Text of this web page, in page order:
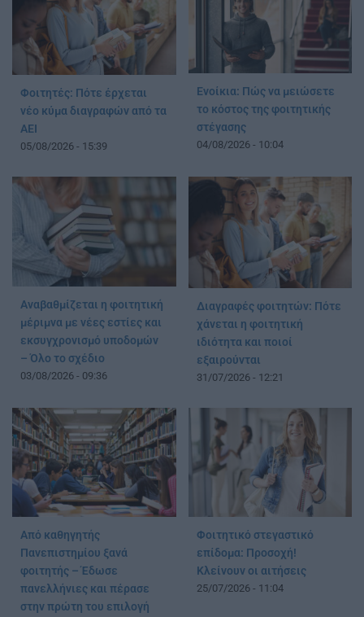
Φοιτητές: Πότε έρχεται
νέο κύμα διαγραφών από τα
ΑΕΙ
05/08/2026 - 15:39
Ενοίκια: Πώς να μειώσετε
το κόστος της φοιτητικής
στέγασης
04/08/2026 - 10:04
Αναβαθμίζεται η φοιτητική
μέριμνα με νέες εστίες και
εκσυγχρονισμό υποδομών
– Όλο το σχέδιο
03/08/2026 - 09:36
Διαγραφές φοιτητών: Πότε
χάνεται η φοιτητική
ιδιότητα και ποιοί
εξαιρούνται
31/07/2026 - 12:21
Από καθηγητής
Πανεπιστημίου ξανά
φοιτητής – Έδωσε
πανελλήνιες και πέρασε
στην πρώτη του επιλογή
Φοιτητικό στεγαστικό
επίδομα: Προσοχή!
Κλείνουν οι αιτήσεις
25/07/2026 - 11:04